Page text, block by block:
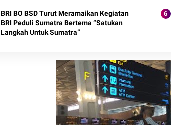
BRI BO BSD Turut Meramaikan Kegiatan
BRI Peduli Sumatra Bertema “Satukan
Langkah Untuk Sumatra”